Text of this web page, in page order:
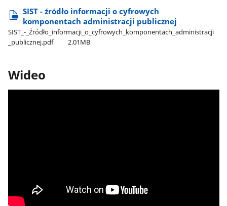
SIST - źródło informacji o cyfrowych
komponentach administracji publicznej
SIST​_-​_Źródło​_informacji​_o​_cyfrowych​_komponentach​_administracji​
_publicznej.pdf
2.01MB
Wideo